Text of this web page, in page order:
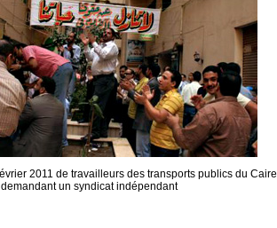
2011 de travailleurs des transports publics du Caire
demandant un syndicat indépendant